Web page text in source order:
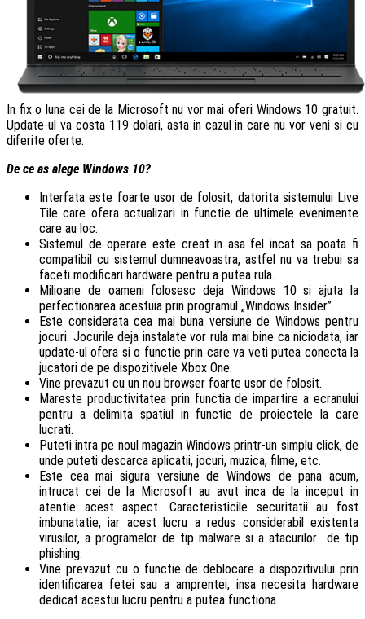
In fix o luna cei de la Microsoft nu vor mai oferi Windows 10 gratuit.
Update-ul va costa 119 dolari, asta in cazul in care nu vor veni si cu
diferite oferte.
De ce as alege Windows 10?
Interfata este foarte usor de folosit, datorita sistemului Live
Tile care ofera actualizari in functie de ultimele evenimente
care au loc.
Sistemul de operare este creat in asa fel incat sa poata fi
compatibil cu sistemul dumneavoastra, astfel nu va trebui sa
faceti modificari hardware pentru a putea rula.
Milioane de oameni folosesc deja Windows 10 si ajuta la
perfectionarea acestuia prin programul „Windows Insider”.
Este considerata cea mai buna versiune de Windows pentru
jocuri. Jocurile deja instalate vor rula mai bine ca niciodata, iar
update-ul ofera si o functie prin care va veti putea conecta la
jucatori de pe dispozitivele Xbox One.
Vine prevazut cu un nou browser foarte usor de folosit.
Mareste productivitatea prin functia de impartire a ecranului
pentru a delimita spatiul in functie de proiectele la care
lucrati.
Puteti intra pe noul magazin Windows printr-un simplu click, de
unde puteti descarca aplicatii, jocuri, muzica, filme, etc.
Este cea mai sigura versiune de Windows de pana acum,
intrucat cei de la Microsoft au avut inca de la inceput in
atentie acest aspect. Caracteristicile securitatii au fost
imbunatatie, iar acest lucru a redus considerabil existenta
virusilor, a programelor de tip malware si a atacurilor de tip
phishing.
Vine prevazut cu o functie de deblocare a dispozitivului prin
identificarea fetei sau a amprentei, insa necesita hardware
dedicat acestui lucru pentru a putea functiona.